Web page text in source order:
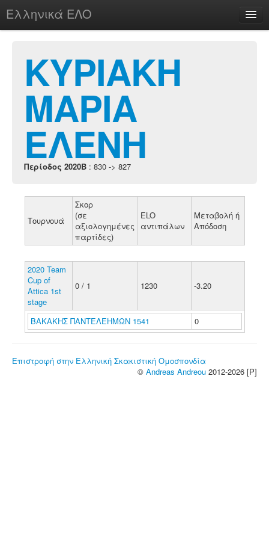
Ελληνικά ΕΛΟ
chesstu.be @ discord
Login
ΚΥΡΙΑΚΗ
ΜΑΡΙΑ
ΕΛΕΝΗ
Περίοδος 2020B : 830 -> 827
Τουρνουά
Σκορ
(σε
αξιολογημένες
παρτίδες)
ELO
αντιπάλων
Μεταβολή ή
Απόδοση
2020 Team
Cup of
Attica 1st
stage
0 / 1 1230 -3.20
ΒΑΚΑΚΗΣ ΠΑΝΤΕΛΕΗΜΩΝ 1541 0
Επιστροφή στην Ελληνική Σκακιστική Ομοσπονδία
© Andreas Andreou 2012-2026 [P]